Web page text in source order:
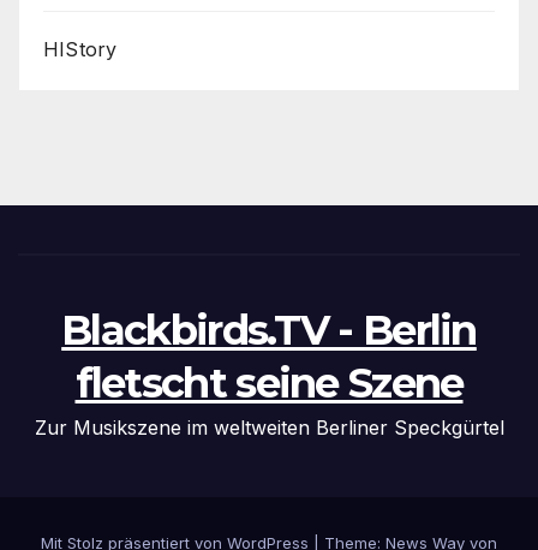
HIStory
Blackbirds.TV - Berlin
fletscht seine Szene
Zur Musikszene im weltweiten Berliner Speckgürtel
Mit Stolz präsentiert von WordPress Theme: News Way von